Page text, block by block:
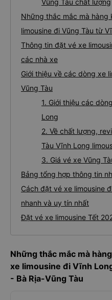
Vũng Tàu chất lượng
Những thắc mắc mà
limousine đi Vũng Tàu từ
Thông tin đặt vé xe
các nhà xe
Giới thiệu về các dòng xe
Vũng Tàu
1. Giới thiệu các
Long
2. Về chất lượng,
Tàu Vĩnh Long
3. Giá vé xe Vũng
Bảng tổng hợp thông tin
Cách đặt vé xe limousine
nhanh và uy tín nhất
Đặt vé xe limousine Tết
Những thắc mắc mà
xe limousine đi Vĩnh
- Bà Rịa-Vũng Tàu